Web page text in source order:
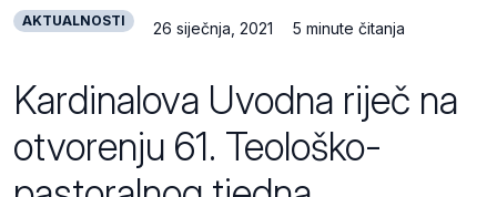
AKTUALNOSTI 26 siječnja, 2021 5 minute čitanja
Kardinalova Uvodna riječ na
otvorenju 61. Teološko-